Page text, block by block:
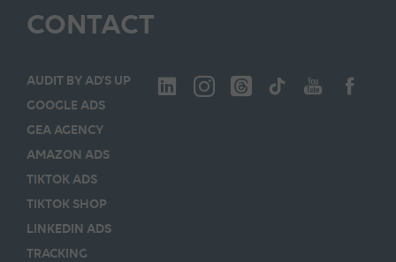
CONTACT
AUDIT BY AD’S UP
GOOGLE ADS
GEA AGENCY
AMAZON ADS
TIKTOK ADS
TIKTOK SHOP
LINKEDIN ADS
TRACKING